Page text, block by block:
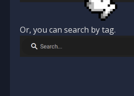
Or, you can search by tag.